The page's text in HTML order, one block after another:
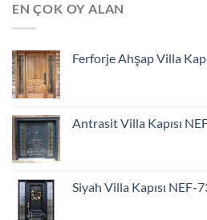
EN ÇOK OY ALAN
Ferforje Ahşap Villa
Antrasit Villa Kapısı
Siyah Villa Kapısı NEF-